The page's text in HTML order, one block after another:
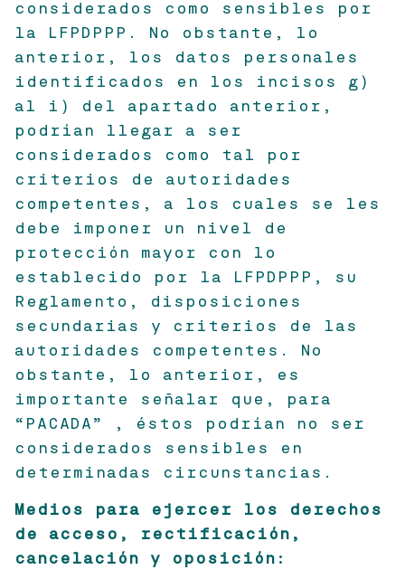
considerados como sensibles por
la LFPDPPP. No obstante, lo
anterior, los datos personales
identificados en los incisos g)
al i) del apartado anterior,
podrían llegar a ser
considerados como tal por
criterios de autoridades
competentes, a los cuales se les
debe imponer un nivel de
protección mayor con lo
establecido por la LFPDPPP, su
Reglamento, disposiciones
secundarias y criterios de las
autoridades competentes. No
obstante, lo anterior, es
importante señalar que, para
“PACADA” , éstos podrían no ser
considerados sensibles en
determinadas circunstancias.
Medios para ejercer los derechos
de acceso, rectificación,
cancelación y oposición: